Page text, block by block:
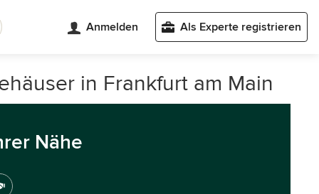
Anmelden Als Experte registrieren
in Frankfurt am Main
Nähe